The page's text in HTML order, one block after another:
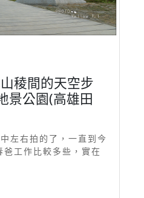
稜間的天空步
景公園(高雄田
左右拍的了，一直到今
工作比較多些，實在